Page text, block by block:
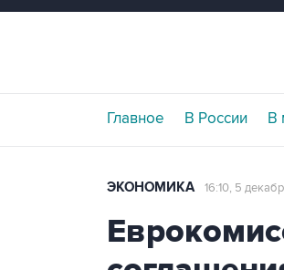
Главное В России В
ЭКОНОМИКА 16:10, 5